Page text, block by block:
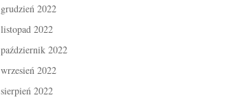
grudzień 2022
listopad 2022
październik 2022
wrzesień 2022
sierpień 2022